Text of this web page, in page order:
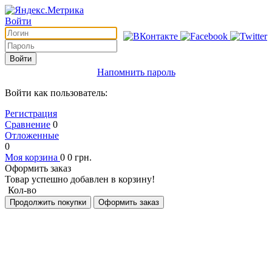
Войти
Войти
Напомнить пароль
Войти как пользователь:
Регистрация
Сравнение 0
Отложенные
0
Моя корзина 0 0 грн.
Оформить заказ
Товар успешно добавлен в корзину!
Кол-во
Продолжить покупки Оформить заказ